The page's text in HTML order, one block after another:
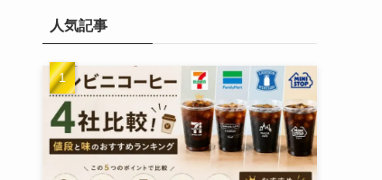
人気記事